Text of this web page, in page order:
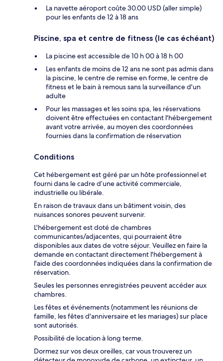
La navette aéroport coûte 30.00 USD (aller simple)
pour les enfants de 12 à 18 ans
Piscine, spa et centre de fitness (le cas échéant)
La piscine est accessible de 10 h 00 à 18 h 00
Les enfants de moins de 12 ans ne sont pas admis dans
la piscine, le centre de remise en forme, le centre de
fitness et le bain à remous sans la surveillance d'un
adulte
Pour les massages et les soins spa, les réservations
doivent être effectuées en contactant l'hébergement
avant votre arrivée, au moyen des coordonnées
fournies dans la confirmation de réservation
Conditions
Cet hébergement est géré par un hôte professionnel et
fourni dans le cadre d’une activité commerciale,
industrielle ou libérale.
En raison de travaux dans un bâtiment voisin, des
nuisances sonores peuvent survenir.
L'hébergement est doté de chambres
communicantes/adjacentes, qui pourraient être
disponibles aux dates de votre séjour. Veuillez en faire la
demande en contactant directement l'hébergement à
l'aide des coordonnées indiquées dans la confirmation de
réservation.
Seules les personnes enregistrées peuvent accéder aux
chambres.
Les fêtes et événements (notamment les réunions de
famille, les fêtes d'anniversaire et les mariages) sur place
sont autorisés.
Possibilité de location à long terme.
Dormez sur vos deux oreilles, car vous trouverez un